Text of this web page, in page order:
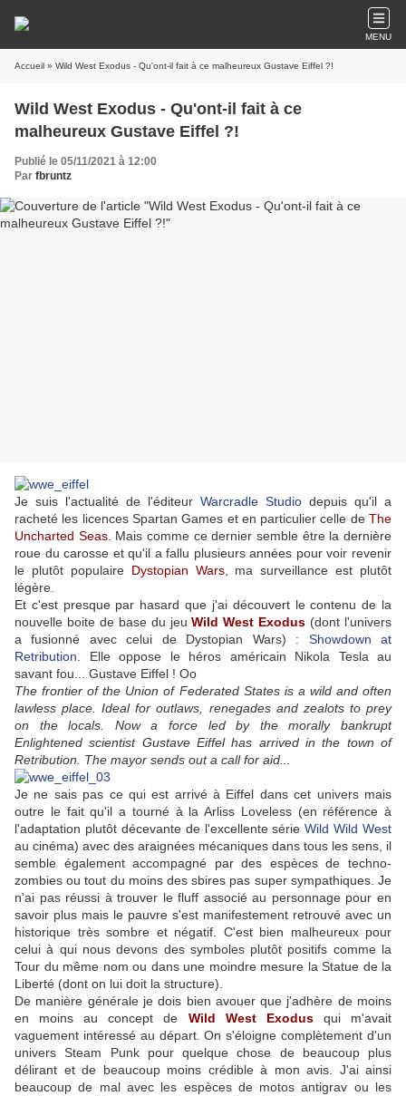
MENU
Accueil » Wild West Exodus - Qu'ont-il fait à ce malheureux Gustave Eiffel ?!
Wild West Exodus - Qu'ont-il fait à ce
malheureux Gustave Eiffel ?!
Publié le 05/11/2021 à 12:00
Par fbruntz
Je suis l'actualité de l'éditeur Warcradle Studio depuis qu'il a
racheté les licences Spartan Games et en particulier celle de The
Uncharted Seas. Mais comme ce dernier semble être la dernière
roue du carosse et qu'il a fallu plusieurs années pour voir revenir
le plutôt populaire Dystopian Wars, ma surveillance est plutôt
légère.
Et c'est presque par hasard que j'ai découvert le contenu de la
nouvelle boite de base du jeuWild West Exodus (dont l'univers
a fusionné avec celui de Dystopian Wars) : Showdown at
Retribution . Elle oppose le héros américain Nikola Tesla au
savant fou... Gustave Eiffel ! Oo
The frontier of the Union of Federated States is a wild and often
lawless place. Ideal for outlaws, renegades and zealots to prey
on the locals. Now a force led by the morally bankrupt
Enlightened scientist Gustave Eiffel has arrived in the town of
Retribution. The mayor sends out a call for aid...
Je ne sais pas ce qui est arrivé à Eiffel dans cet univers mais
outre le fait qu'il a tourné à la Arliss Loveless (en référence à
l'adaptation plutôt décevante de l'excellente sérieWild Wild West
au cinéma) avec des araignées mécaniques dans tous les sens, il
semble également accompagné par des espèces de techno-
zombies ou tout du moins des sbires pas super sympathiques. Je
n'ai pas réussi à trouver le fluff associé au personnage pour en
savoir plus mais le pauvre s'est manifestement retrouvé avec un
historique très sombre et négatif. C'est bien malheureux pour
celui à qui nous devons des symboles plutôt positifs comme la
Tour du même nom ou dans une moindre mesure la Statue de la
Liberté (dont on lui doit la structure).
De manière générale je dois bien avouer que j'adhère de moins
en moins au concept de Wild West Exodusqui m'avait
vaguement intéressé au départ. On s'éloigne complètement d'un
univers Steam Punk pour quelque chose de beaucoup plus
délirant et de beaucoup moins crédible à mon avis. J'ai ainsi
beaucoup de mal avec les espèces de motos antigrav ou les